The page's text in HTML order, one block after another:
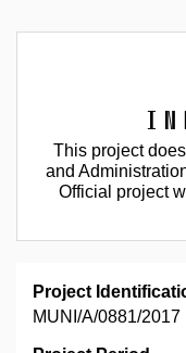
This project
and
Official project
Project
MUNI/A/0881/2017